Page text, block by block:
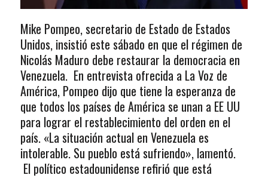
Mike Pompeo, secretario de Estado de Estados
Unidos, insistió este sábado en que el régimen de
Nicolás Maduro debe restaurar la democracia en
Venezuela. En entrevista ofrecida a La Voz de
América, Pompeo dijo que tiene la esperanza de
que todos los países de América se unan a EE UU
para lograr el restablecimiento del orden en el
país. «La situación actual en Venezuela es
intolerable. Su pueblo está sufriendo», lamentó.
El político estadounidense refirió que está